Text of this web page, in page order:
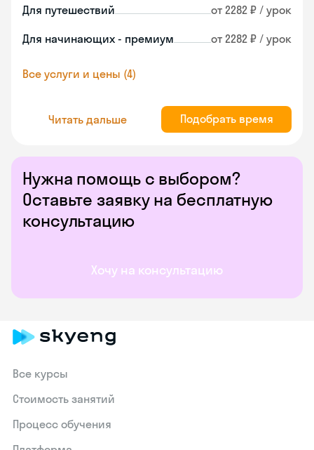
Нужна помощь с выбором?
Оставьте заявку на бесплатную
консультацию
Хочу на консультацию
Для путешествий от 2282 ₽ / урок
Для начинающих - премиум от 2282 ₽ / урок
Все услуги и цены (4)
Читать дальше Подобрать время
Все курсы
Стоимость занятий
Процесс обучения